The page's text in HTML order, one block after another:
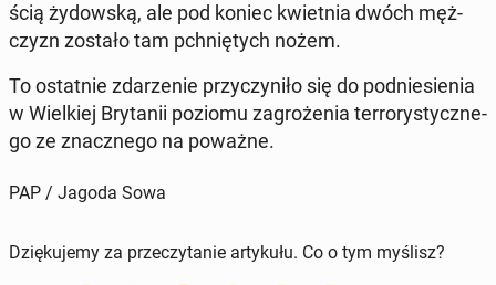
ścią ży­dow­ską, ale pod koniec kwiet­nia dwóch męż­
czyzn zostało tam pchnię­tych nożem.
To ostat­nie zda­rze­nie przy­czy­ni­ło się do pod­nie­sie­nia
w Wiel­kiej Bry­ta­nii poziomu za­gro­że­nia ter­ro­ry­stycz­ne­
go ze znacz­ne­go na poważne.
PAP / Jagoda Sowa
Dziękujemy za przeczytanie artykułu. Co o tym myślisz?